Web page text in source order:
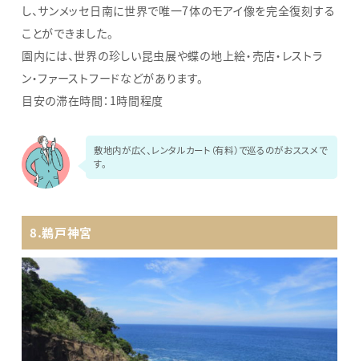
し、サンメッセ日南に世界で唯一7体のモアイ像を完全復刻する
ことができました。
園内には、世界の珍しい昆虫展や蝶の地上絵・売店・レストラ
ン・ファーストフードなどがあります。
目安の滞在時間：1時間程度
敷地内が広く、レンタルカート（有料）で巡るのがおススメで
す。
8.鵜戸神宮